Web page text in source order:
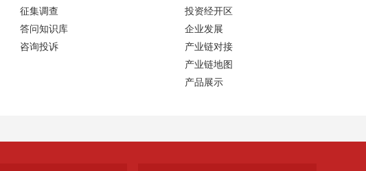
征集调查
答问知识库
咨询投诉
投资经开区
企业发展
产业链对接
产业链地图
产品展示